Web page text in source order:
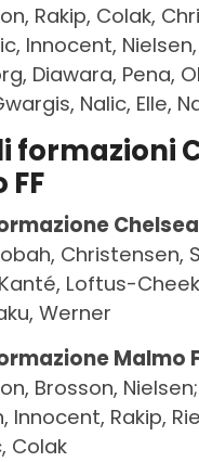
Rakip, Colak,
Innocent,
Diawara, Pena,
Nalic, Elle,
formazioni
Christensen,
Loftus-
Werner
Malmo
Brosson,
Innocent, Rakip,
Colak